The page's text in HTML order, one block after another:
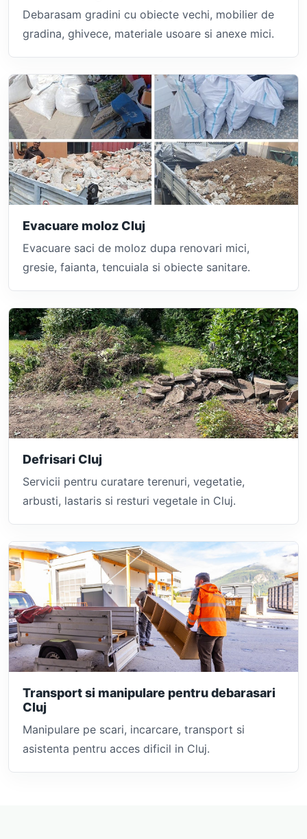
Debarasam gradini cu obiecte vechi, mobilier de
gradina, ghivece, materiale usoare si anexe mici.
Evacuare moloz Cluj
Evacuare saci de moloz dupa renovari mici,
gresie, faianta, tencuiala si obiecte sanitare.
Defrisari Cluj
Servicii pentru curatare terenuri, vegetatie,
arbusti, lastaris si resturi vegetale in Cluj.
Transport si manipulare pentru debarasari
Cluj
Manipulare pe scari, incarcare, transport si
asistenta pentru acces dificil in Cluj.